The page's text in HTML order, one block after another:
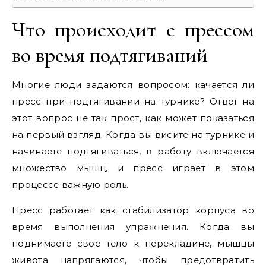
Что происходит с прессом
во время подтягиваний
Многие люди задаются вопросом: качается ли
пресс при подтягивании на турнике? Ответ на
этот вопрос не так прост, как может показаться
на первый взгляд. Когда вы висите на турнике и
начинаете подтягиваться, в работу включается
множество мышц, и пресс играет в этом
процессе важную роль.
Пресс работает как стабилизатор корпуса во
время выполнения упражнения. Когда вы
поднимаете свое тело к перекладине, мышцы
живота напрягаются, чтобы предотвратить